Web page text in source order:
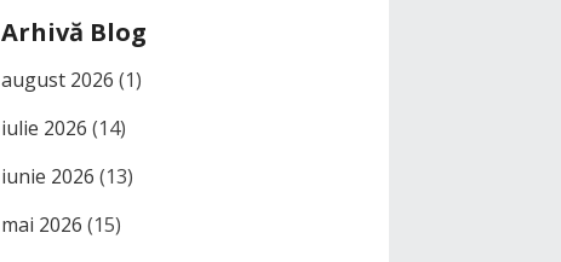
Arhivă Blog
august 2026 (1)
iulie 2026 (14)
iunie 2026 (13)
mai 2026 (15)